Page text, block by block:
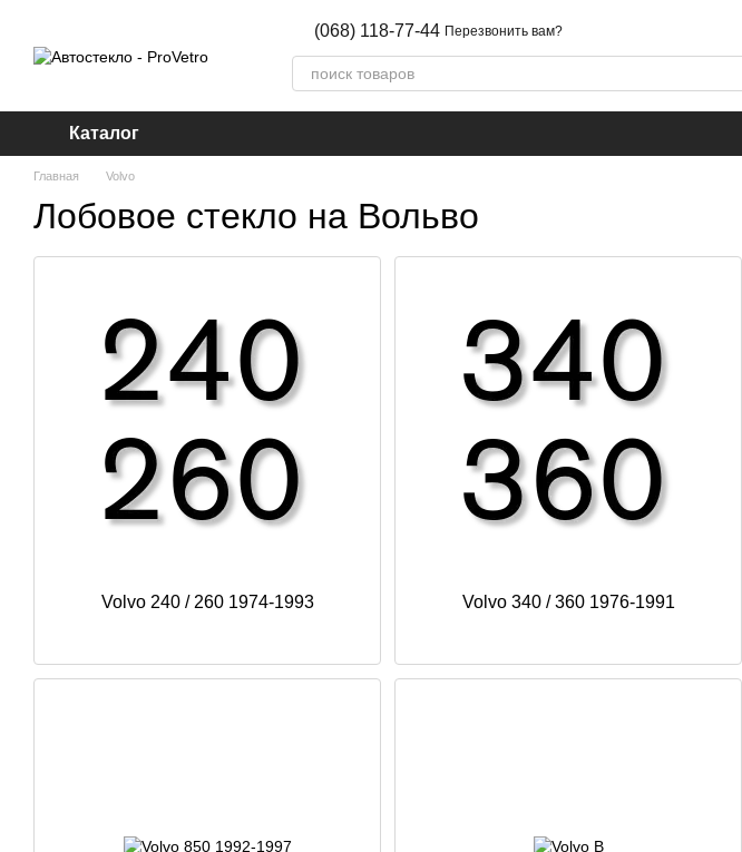
(068) 118-77-44 Перезвонить вам?
Каталог
Главная Volvo
Лобовое стекло на Вольво
Volvo 240 / 260 1974-1993 Volvo 340 / 360 1976-1991